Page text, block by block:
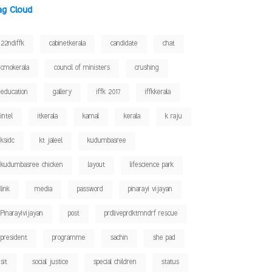
Cloud
22ndiffk cabinetkerala candidate chat
cmokerala council of ministers crushing
education gallery iffk 2017 iffkkerala
intel itkerala kamal kerala k raju
ksidc kt jaleel kudumbasree
kudumbasree chicken layout lifescience park
link media password pinarayi vijayan
Pinarayivijayan post prdliveprdktmndrf rescue
president programme sachin she pad
sit social justice special children status